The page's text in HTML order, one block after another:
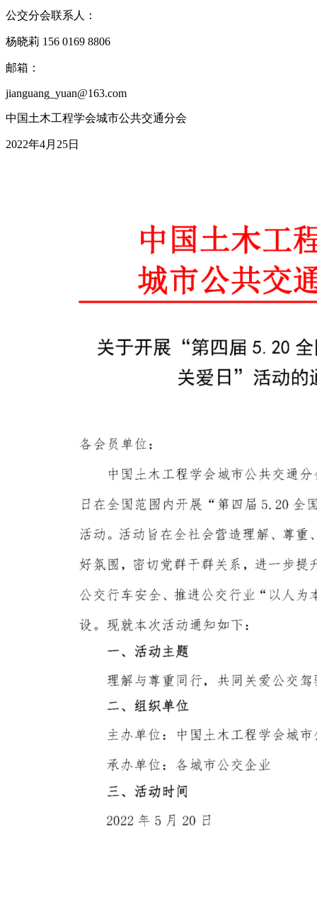
公交分会联系人：
杨晓莉 156 0169 8806
邮箱：
jianguang_yuan@163.com
中国土木工程学会城市公共交通分会
2022年4月25日